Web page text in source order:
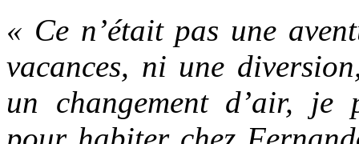
« Ce n’était pas une
vacances, ni une
un changement d’air, je